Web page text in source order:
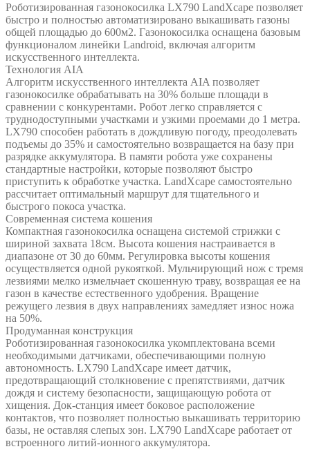
Роботизированная газонокосилка LX790 LandXcape позволяет
быстро и полностью автоматизировано выкашивать газоны
общей площадью до 600м2. Газонокосилка оснащена базовым
функционалом линейки Landroid, включая алгоритм
искусственного интеллекта.
Технология AIA
Алгоритм искусственного интеллекта AIA позволяет
газонокосилке обрабатывать на 30% больше площади в
сравнении с конкурентами. Робот легко справляется с
труднодоступными участками и узкими проемами до 1 метра.
LX790 способен работать в дождливую погоду, преодолевать
подъемы до 35% и самостоятельно возвращается на базу при
разрядке аккумулятора. В памяти робота уже сохранены
стандартные настройки, которые позволяют быстро
приступить к обработке участка. LandXcape самостоятельно
рассчитает оптимальный маршрут для тщательного и
быстрого покоса участка.
Современная система кошения
Компактная газонокосилка оснащена системой стрижки с
шириной захвата 18см. Высота кошения настраивается в
диапазоне от 30 до 60мм. Регулировка высоты кошения
осуществляется одной рукояткой. Мульчирующий нож с тремя
лезвиями мелко измельчает скошенную траву, возвращая ее на
газон в качестве естественного удобрения. Вращение
режущего лезвия в двух направлениях замедляет износ ножа
на 50%.
Продуманная конструкция
Роботизированная газонокосилка укомплектована всеми
необходимыми датчиками, обеспечивающими полную
автономность. LX790 LandXcape имеет датчик,
предотвращающий столкновение с препятствиями, датчик
дождя и систему безопасности, защищающую робота от
хищения. Док-станция имеет боковое расположение
контактов, что позволяет полностью выкашивать территорию
базы, не оставляя слепых зон. LX790 LandXcape работает от
встроенного литий-ионного аккумулятора.